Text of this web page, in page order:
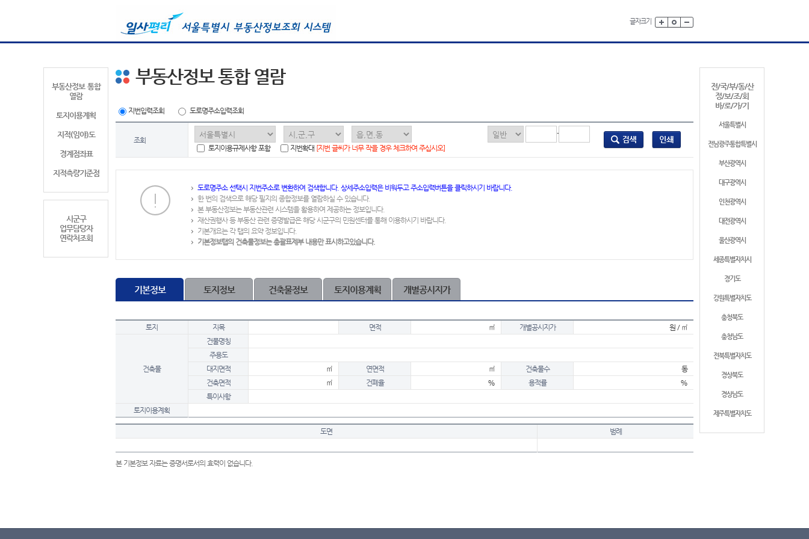
글자크기
부동산정보 통합
열람
토지이용계획
지적(임야)도
경계점좌표
지적측량기준점
시군구
업무담당자
연락처조회
전/국/부/동/산
정/보/조/회
바/로/가/기
서울특별시
전남광주통합특별시
부산광역시
대구광역시
인천광역시
대전광역시
울산광역시
세종특별자치시
경기도
강원특별자치도
충청북도
충청남도
전북특별자치도
경상북도
경상남도
제주특별자치도
부동산정보 통합 열람
지번입력조회 도로명주소입력조회
조회
-
토지이용규제사항 포함
지번확대 [지번 글씨가 너무 작을 경우 체크하여 주십시오]
도로명주소 선택시 지번주소로 변환하여 검색합니다. 상세주소입력은 비워두고 주소입력버튼을 클릭하시기 바랍니다.
한 번의 검색으로 해당 필지의 종합정보를 열람하실 수 있습니다.
본 부동산정보는 부동산관련 시스템을 활용하여 제공하는 정보입니다.
재산권행사 등 부동산 관련 증명발급은 해당 시군구의 민원센터를 통해 이용하시기 바랍니다.
기본개요는 각 탭의 요약 정보입니다.
기본정보탭의 건축물정보는 총괄표제부 내용만 표시하고있습니다.
기본정보 토지정보 건축물정보 토지이용계획 개별공시지가
토지 지목 면적 ㎡ 개별공시지가 원 / ㎡
건축물
건물명칭
주용도
대지면적
㎡ 연면적 ㎡ 건축물수
동
건축면적
㎡ 건폐율 % 용적률
%
특이사항
토지이용계획
도면 범례
본 기본정보 자료는 증명서로서의 효력이 없습니다.